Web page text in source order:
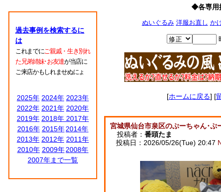
過去事例を検索するに
は
これまでにご親戚・生き別れ
た兄弟姉妹･お友達が当店に
ご来店かもしれませぬにょ
2025年 2024年 2023年
2022年 2021年 2020年
2019年 2018年 2017年
2016年 2015年 2014年
2013年 2012年 2011年
2010年 2009年 2008年
2007年まで一覧
◆各専用
ぬいぐるみ 洋服お直し か
[ホームに戻る] [
宮城県仙台市泉区のぷーちゃん･ぷ
投稿者： 番頭たま
投稿日：2026/05/26(Tue) 20:47